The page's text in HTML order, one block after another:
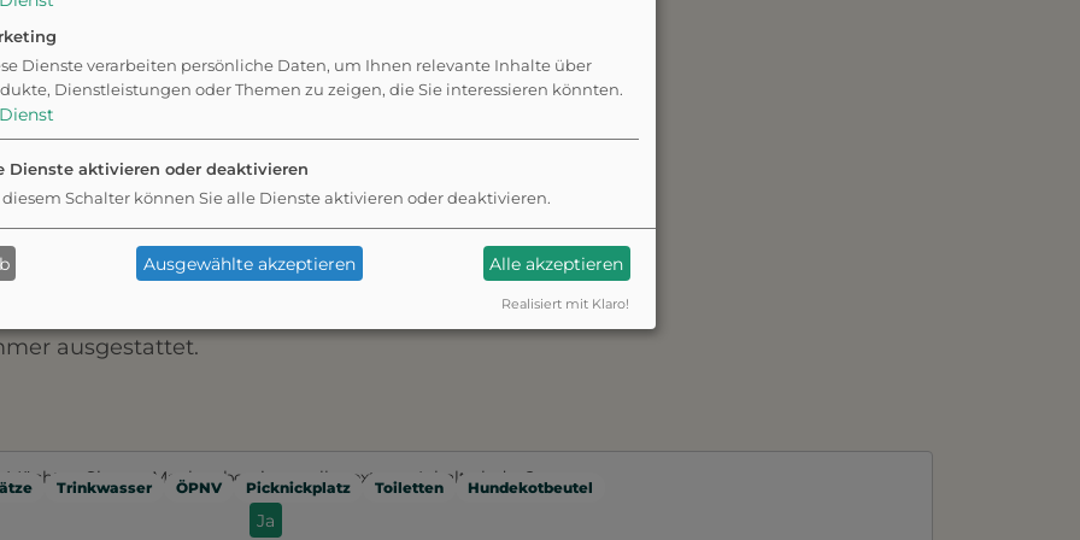
im
Parkgelände befindet sich das
den Park an allen Aufenthaltstagen sowie an
Abreisetagen. Frühstück und Halbpension
ausgestattet.
Trinkwasser ÖPNV Picknickplatz Toiletten Hundekotbeutel
Möchten Sie von Mapbox bereitgestellte externe Inhalte laden?
Ja
Dienste verarbeiten persönliche Daten, um Ihnen relevante Inhalte über
Dienstleistungen oder Themen zu zeigen, die Sie interessieren könnten.
Dienst
Dienste aktivieren oder deaktivieren
diesem Schalter können Sie alle Dienste aktivieren oder deaktivieren.
Ausgewählte akzeptieren Alle akzeptieren
Realisiert mit Klaro!